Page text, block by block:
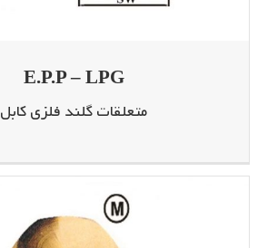
E.P.P – LPG
متعلقات گلند فلزی کابل